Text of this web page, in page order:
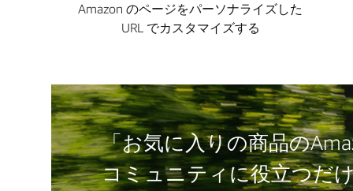
Amazon のページをパーソナライズした
URL でカスタマイズする
「お気に入りの商品の
コミュニティに役立つだ